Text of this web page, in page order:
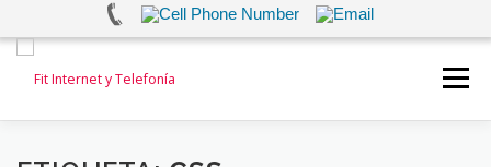
Saltar
contenido
Menú
INICIO INTERNET